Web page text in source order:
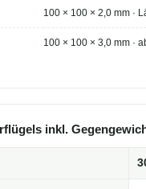
100 × 100 × 2,0 mm ·
100 × 100 × 3,0 mm ·
inkl.